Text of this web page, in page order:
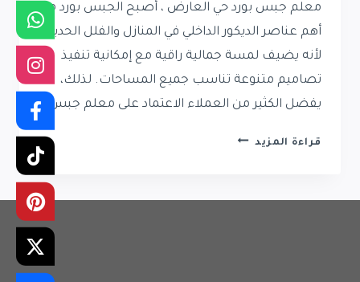
معلم جبس بورد حي العارض ، أصبح الجبس بورد من
أهم عناصر الديكور الداخلي في المنازل والفلل الحديثة،
لأنه يضيف لمسة جمالية راقية مع إمكانية تنفيذ
تصاميم متنوعة تناسب جميع المساحات. لذلك،
يفضل الكثير من العملاء الاعتماد على معلم جبس…
قراءة المزيد معلم